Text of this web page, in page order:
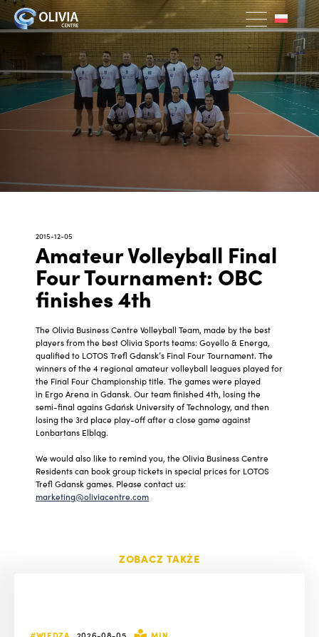
2015-12-05
Amateur Volleyball Final
Four Tournament: OBC
finishes 4th
The Olivia Business Centre Volleyball Team, made by the best
players from the best Olivia Sports teams: Goyello & Energa,
qualified to LOTOS Trefl Gdansk’s Final Four Tournament. The
winners of the 4 regional amateur volleyball leagues played for
the Final Four Championship title. The games were played
in Ergo Arena in Gdansk. Our team finished 4th, losing the
semi-final agains Gdańsk University of Technology, and then
losing the 3rd place play-off after a close game against
Lonbartans Elbląg.
We would also like to remind you, the Olivia Business Centre
Residents can book group tickets in special prices for LOTOS
Trefl Gdansk games. Please contact us:
marketing@oliviacentre.com
ZOBACZ TAKŻE